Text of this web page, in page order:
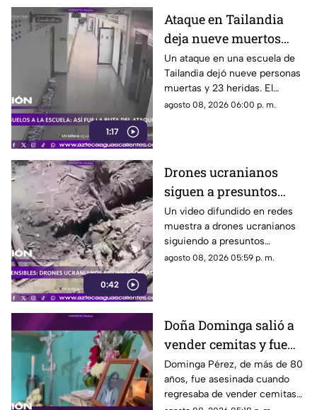
1:17
Ataque en Tailandia
deja nueve muertos
tras agresión en una
escuela
Un ataque en una escuela de
Tailandia dejó nueve personas
muertas y 23 heridas. El
presunto agresor, de 14 años,
agosto 08, 2026 06:00 p. m.
0:42
Drones ucranianos
siguen a presuntos
soldados rusos durante
varias horas
Un video difundido en redes
muestra a drones ucranianos
siguiendo a presuntos
soldados rusos antes de un
agosto 08, 2026 05:59 p. m.
Doña Dominga salió a
vender cemitas y fue
asesinada al regresar a
casa; así fue la agresión
(VIDEO)
Dominga Pérez, de más de 80
años, fue asesinada cuando
regresaba de vender cemitas